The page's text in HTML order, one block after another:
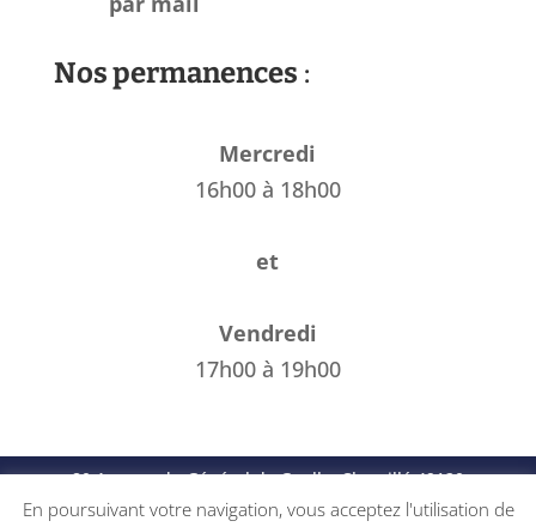
Nos permanences :
Mercredi
16h00 à 18h00
et
Vendredi
17h00 à 19h00
80 Avenue du Général de Gaulle, Chemillé 49120
Chemillé-en-Anjou
En poursuivant votre navigation, vous acceptez l'utilisation de